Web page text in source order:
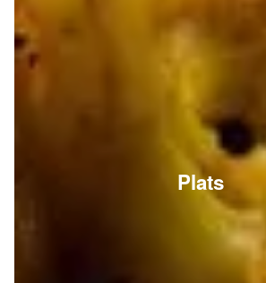
Plats